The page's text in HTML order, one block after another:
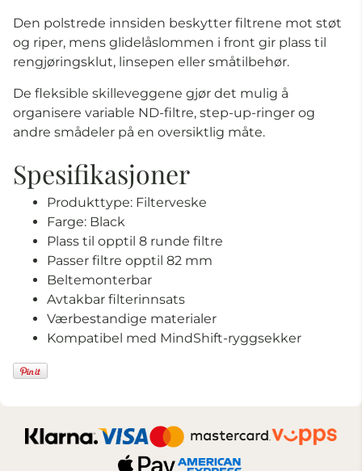
Den polstrede innsiden beskytter filtrene mot støt
og riper, mens glidelåslommen i front gir plass til
rengjøringsklut, linsepen eller småtilbehør.
De fleksible skilleveggene gjør det mulig å
organisere variable ND-filtre, step-up-ringer og
andre smådeler på en oversiktlig måte.
Spesifikasjoner
Produkttype: Filterveske
Farge: Black
Plass til opptil 8 runde filtre
Passer filtre opptil 82 mm
Beltemonterbar
Avtakbar filterinnsats
Værbestandige materialer
Kompatibel med MindShift-ryggsekker